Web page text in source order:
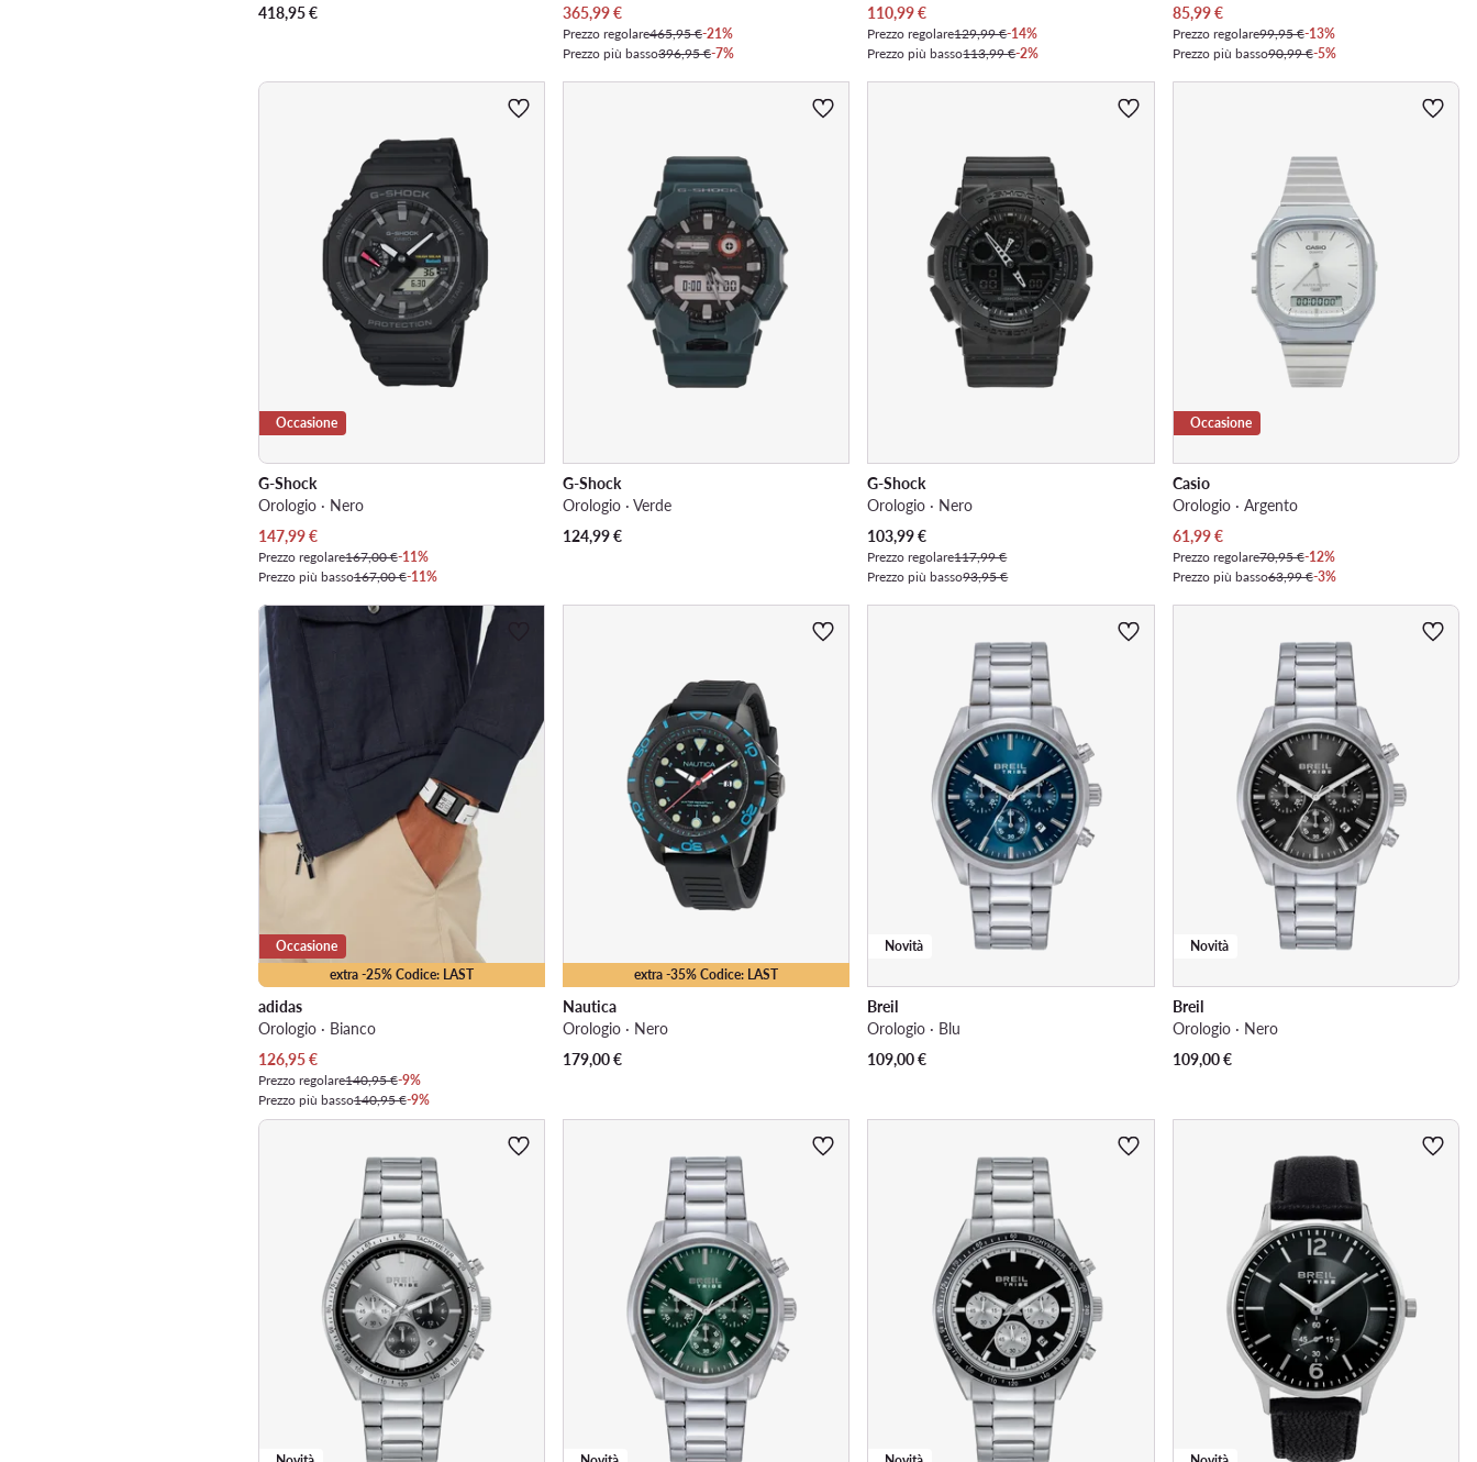
418,95€
Prezzo attuale
365,99€
Prezzo regolare465,95 €-21%
Prezzo più basso396,95 €-7%
Prezzo attuale
110,99€
Prezzo regolare129,99 €-14%
Prezzo più basso113,99 €-2%
Prezzo attuale
85,99€
Prezzo regolare99,95 €-13%
Prezzo più basso90,99 €-5%
Occasione
G-Shock
Orologio · Nero
Prezzo attuale
147,99€
Prezzo regolare167,00 €-11%
Prezzo più basso167,00 €-11%
G-Shock
Orologio · Verde
124,99€
G-Shock
Orologio · Nero
Prezzo attuale
103,99€
Prezzo regolare117,99 €
Prezzo più basso93,95 €
Occasione
Casio
Orologio · Argento
Prezzo attuale
61,99€
Prezzo regolare70,95 €-12%
Prezzo più basso63,99 €-3%
extra -25% Codice: LAST
Occasione
adidas
Orologio · Bianco
Prezzo attuale
126,95€
Prezzo regolare140,95 €-9%
Prezzo più basso140,95 €-9%
extra -35% Codice: LAST
Nautica
Orologio · Nero
179,00€
Novità
Breil
Orologio · Blu
109,00€
Novità
Breil
Orologio · Nero
109,00€